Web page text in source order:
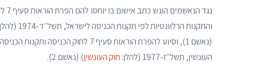
העונשין, תשל״ז-1977 (להלן:
חוק העונשין) (נאשם 2).